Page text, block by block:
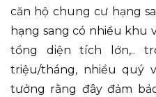
căn hộ chung cư hạng
hạng sang có nhiều khu
tổng diện tích lớn,..
triệu/tháng, nhiều quý
tưởng rằng đây đảm